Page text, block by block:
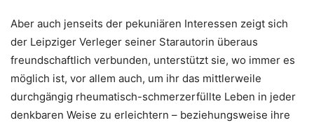
Aber auch jenseits der pekuniären Interessen zeigt sich
der Leipziger Verleger seiner Starautorin überaus
freundschaftlich verbunden, unterstützt sie, wo immer es
möglich ist, vor allem auch, um ihr das mittlerweile
durchgängig rheumatisch-schmerzerfüllte Leben in jeder
denkbaren Weise zu erleichtern – beziehungsweise ihre